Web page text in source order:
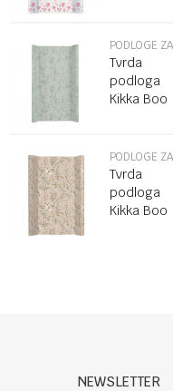
Tvrda
podloga
Kikka Boo
Tvrda
podloga
Kikka Boo
NEWSLETTER